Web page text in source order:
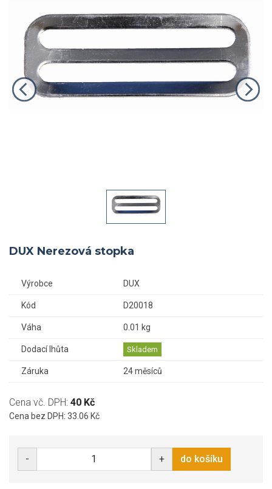
DUX Nerezová stopka
Výrobce DUX
Kód D20018
Váha 0.01 kg
Dodací lhůta Skladem
Záruka 24 měsíců
Cena vč. DPH: 40 Kč
Cena bez DPH: 33.06 Kč
- + do košíku